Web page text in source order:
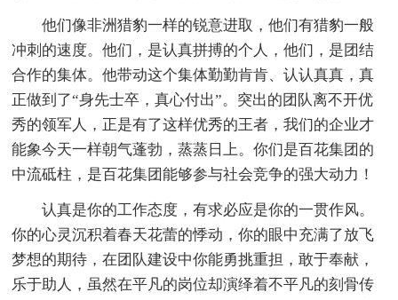
他们像非洲猎豹一样的锐意进取，他们有猎豹一般
冲刺的速度。他们，是认真拼搏的个人，他们，是团结
合作的集体。他带动这个集体勤勤肯肯、认认真真，真
正做到了“身先士卒，真心付出”。突出的团队离不开优
秀的领军人，正是有了这样优秀的王者，我们的企业才
能象今天一样朝气蓬勃，蒸蒸日上。你们是百花集团的
中流砥柱，是百花集团能够参与社会竞争的强大动力！
认真是你的工作态度，有求必应是你的一贯作风。
你的心灵沉积着春天花蕾的悸动，你的眼中充满了放飞
梦想的期待，在团队建设中你能勇挑重担，敢于奉献，
乐于助人，虽然在平凡的岗位却演绎着不平凡的刻骨传